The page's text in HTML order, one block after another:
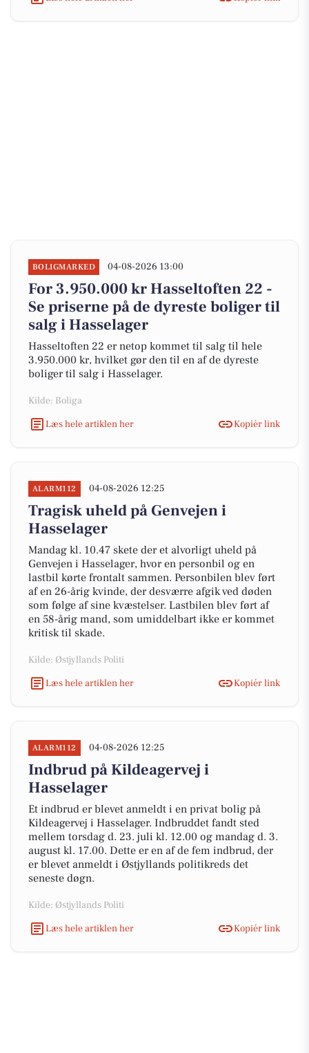
BOLIGMARKED 04-08-2026 13:00
For 3.950.000 kr Hasseltoften 22 -
Se priserne på de dyreste boliger til
salg i Hasselager
Hasseltoften 22 er netop kommet til salg til hele
3.950.000 kr, hvilket gør den til en af de dyreste
boliger til salg i Hasselager.
Kilde: Boliga
Læs hele artiklen her
Kopiér link
ALARM112 04-08-2026 12:25
Tragisk uheld på Genvejen i
Hasselager
Mandag kl. 10.47 skete der et alvorligt uheld på
Genvejen i Hasselager, hvor en personbil og en
lastbil kørte frontalt sammen. Personbilen blev ført
af en 26-årig kvinde, der desværre afgik ved døden
som følge af sine kvæstelser. Lastbilen blev ført af
en 58-årig mand, som umiddelbart ikke er kommet
kritisk til skade.
Kilde: Østjyllands Politi
Læs hele artiklen her
Kopiér link
ALARM112 04-08-2026 12:25
Indbrud på Kildeagervej i
Hasselager
Et indbrud er blevet anmeldt i en privat bolig på
Kildeagervej i Hasselager. Indbruddet fandt sted
mellem torsdag d. 23. juli kl. 12.00 og mandag d. 3.
august kl. 17.00. Dette er en af de fem indbrud, der
er blevet anmeldt i Østjyllands politikreds det
seneste døgn.
Kilde: Østjyllands Politi
Læs hele artiklen her
Kopiér link